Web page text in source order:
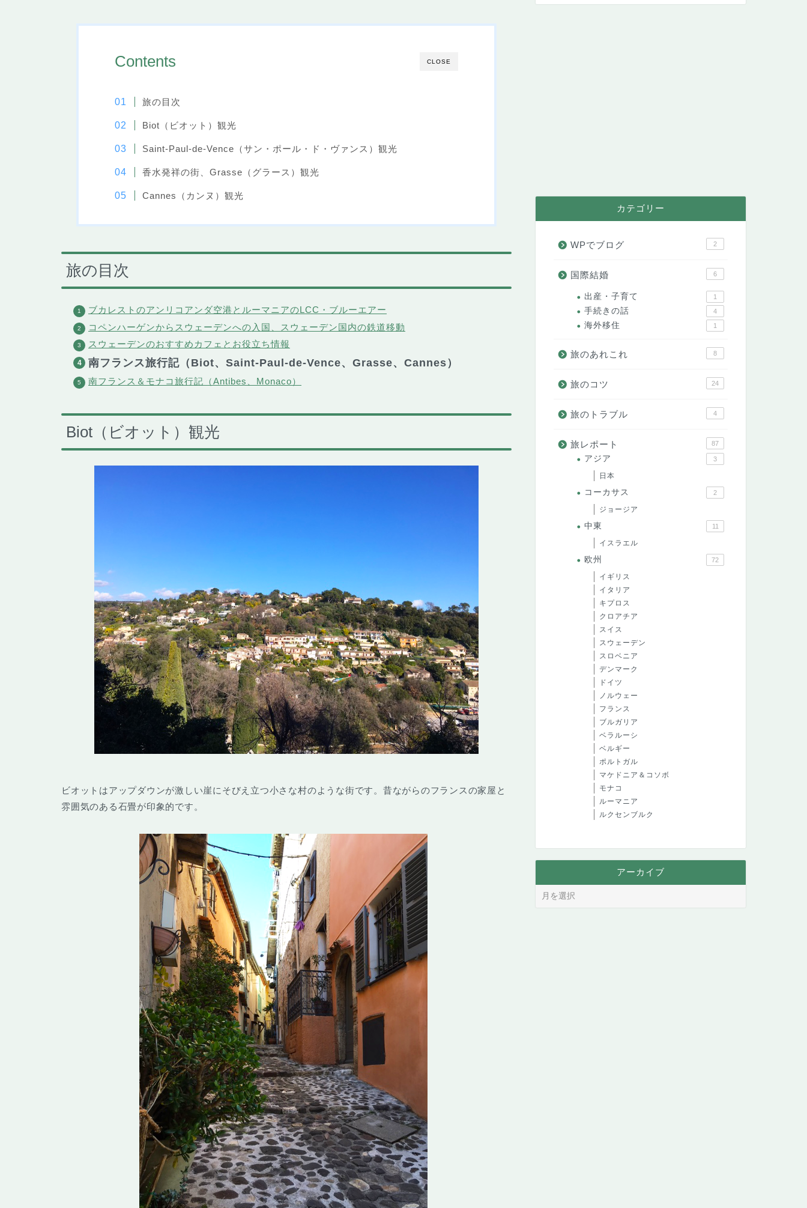
CLOSE
Contents
旅の目次
Biot（ビオット）観光
Saint-Paul-de-Vence（サン・ポール・ド・ヴァンス）観光
香水発祥の街、Grasse（グラース）観光
Cannes（カンヌ）観光
旅の目次
ブカレストのアンリコアンダ空港とルーマニアのLCC・ブルーエアー
コペンハーゲンからスウェーデンへの入国、スウェーデン国内の鉄道移動
スウェーデンのおすすめカフェとお役立ち情報
南フランス旅行記（Biot、Saint-Paul-de-Vence、Grasse、Cannes）
南フランス＆モナコ旅行記（Antibes、Monaco）
Biot（ビオット）観光
ビオットはアップダウンが激しい崖にそびえ立つ小さな村のような街です。昔ながらのフランスの家屋と
雰囲気のある石畳が印象的です。
カテゴリー
WPでブログ 2
国際結婚 6
出産・子育て 1
手続きの話 4
海外移住 1
旅のあれこれ 8
旅のコツ 24
旅のトラブル 4
旅レポート 87
アジア 3
日本
コーカサス 2
ジョージア
中東 11
イスラエル
欧州 72
イギリス
イタリア
キプロス
クロアチア
スイス
スウェーデン
スロベニア
デンマーク
ドイツ
ノルウェー
フランス
ブルガリア
ベラルーシ
ベルギー
ポルトガル
マケドニア＆コソボ
モナコ
ルーマニア
ルクセンブルク
アーカイブ